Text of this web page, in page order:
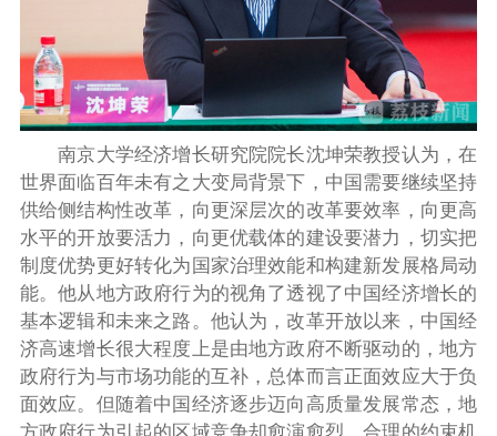
南京大学经济增长研究院院长沈坤荣教授认为，在
世界面临百年未有之大变局背景下，中国需要继续坚持
供给侧结构性改革，向更深层次的改革要效率，向更高
水平的开放要活力，向更优载体的建设要潜力，切实把
制度优势更好转化为国家治理效能和构建新发展格局动
能。他从地方政府行为的视角了透视了中国经济增长的
基本逻辑和未来之路。他认为，改革开放以来，中国经
济高速增长很大程度上是由地方政府不断驱动的，地方
政府行为与市场功能的互补，总体而言正面效应大于负
面效应。但随着中国经济逐步迈向高质量发展常态，地
方政府行为引起的区域竞争却愈演愈烈，合理的约束机